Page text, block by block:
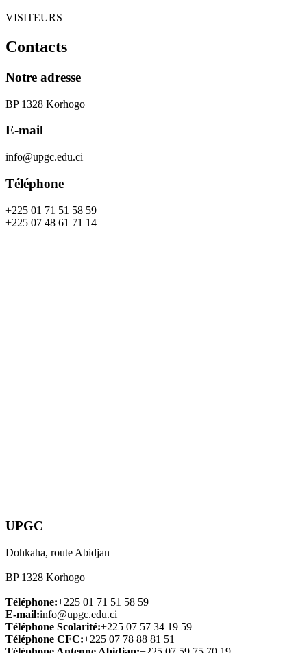
VISITEURS
Contacts
Notre adresse
BP 1328 Korhogo
E-mail
info@upgc.edu.ci
Téléphone
+225 01 71 51 58 59
+225 07 48 61 71 14
UPGC
Dohkaha, route Abidjan
BP 1328 Korhogo
Téléphone:+225 01 71 51 58 59
E-mail:info@upgc.edu.ci
Téléphone Scolarité:+225 07 57 34 19 59
Téléphone CFC:+225 07 78 88 81 51